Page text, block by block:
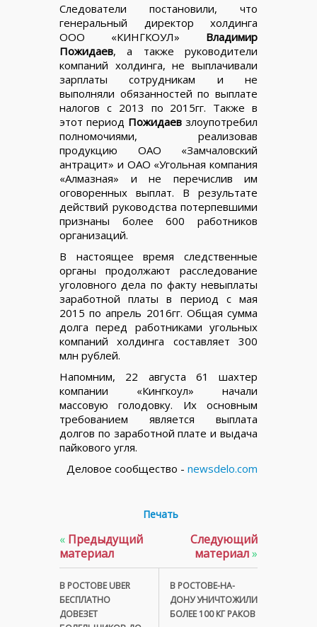
Следователи постановили, что
генеральный директор холдинга
ООО «КИНГКОУЛ» Владимир
Пожидаев, а также руководители
компаний холдинга, не выплачивали
зарплаты сотрудникам и не
выполняли обязанностей по выплате
налогов с 2013 по 2015гг. Также в
этот период Пожидаев злоупотребил
полномочиями, реализовав
продукцию ОАО «Замчаловский
антрацит» и ОАО «Угольная компания
«Алмазная» и не перечислив им
оговоренных выплат. В результате
действий руководства потерпевшими
признаны более 600 работников
организаций.
В настоящее время следственные
органы продолжают расследование
уголовного дела по факту невыплаты
заработной платы в период с мая
2015 по апрель 2016гг. Общая сумма
долга перед работниками угольных
компаний холдинга составляет 300
млн рублей.
Напомним, 22 августа 61 шахтер
компании «​Кингкоул» начали
массовую голодовку. Их основным
требованием является выплата
долгов по заработной плате и выдача
пайкового угля.
Деловое сообщество - newsdelo.com
Печать
« Предыдущий
материал
В РОСТОВЕ UBER
БЕСПЛАТНО
ДОВЕЗЕТ
Следующий
материал»
В РОСТОВЕ-НА-
ДОНУ УНИЧТОЖИЛИ
БОЛЕЕ 100 КГ РАКОВ